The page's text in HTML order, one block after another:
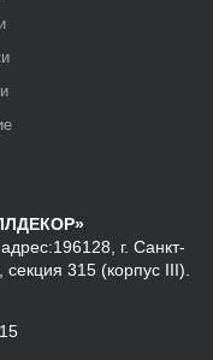
г. Санкт-
315 (корпус III).